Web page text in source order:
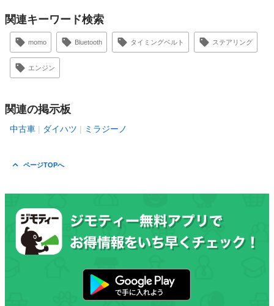
関連キーワード検索
momo Bluetooth タイミングベルト ステアリング
エンジン
関連の掲示板
中古車 ダイハツ ミラジーノ
ページTOPへ